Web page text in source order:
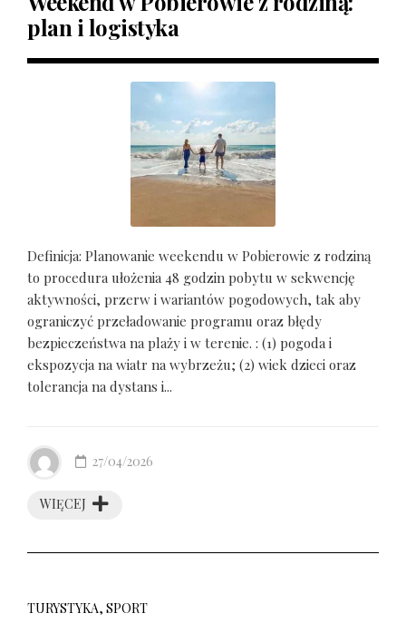
plan i logistyka
Definicja: Planowanie weekendu w Pobierowie z rodziną
to procedura ułożenia 48 godzin pobytu w sekwencję
aktywności, przerw i wariantów pogodowych, tak aby
ograniczyć przeładowanie programu oraz błędy
bezpieczeństwa na plaży i w terenie. : (1) pogoda i
ekspozycja na wiatr na wybrzeżu; (2) wiek dzieci oraz
tolerancja na dystans i...
WIĘCEJ
27/04/2026
TURYSTYKA, SPORT